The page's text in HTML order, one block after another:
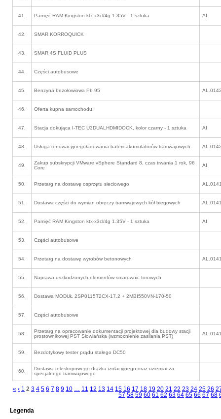
41. Pamięć RAM Kingston ktx-x3cl/4g 1.35V - 1 sztuka AI
42. SMAR KORROQUICK
43. SMAR 4S FLUID PLUS
44. Części autobusowe
45. Benzyna bezołowiowa Pb 95
46. Oferta kupna samochodu.
47. Stacja dokująca I-TEC U3DUALHDMIDOCK, kolor czarny - 1 sztuka AI
48. Usługa renowacyjnegoładowania baterii akumulatorów tramwajowych
49.
Zakup subskrypcji VMware vSphere Standard 8, czas trwania 1 rok, 96
Core
AI
50. Przetarg na dostawę osprzętu sieciowego
51. Dostawa części do wymian obręczy tramwajowych kół biegowych
52. Pamięć RAM Kingston ktx-x3cl/4g 1.35V - 1 sztuka AI
53. Części autobusowe
54. Przetarg na dostawę wyrobów betonowych
55. Naprawa uszkodzonych elementów smarownic torowych
56. Dostawa MODUŁ 2SP0115T2CX-17.2 + 2MBI550VN-170-50
57. Części autobusowe
58.
Przetarg na opracowanie dokumentacji projektowej dla budowy stacji
prostownikowej PST Słowiańska (wzmocnienie zasilania PST)
59. Bezdotykowy tester prądu stałego DC50
60.
Dostawa teleskopowego drążka izolacyjnego oraz uziemiacza
specjalnego tramwajowego
« ‹ 1 2 3 4 5 6 7 8 9 10 … 11 12 13 14 15 16 17 18 19 20 21 22 23 24 25 26
57 58 59 60 61 62 63 64 65 66 67 68
Legenda